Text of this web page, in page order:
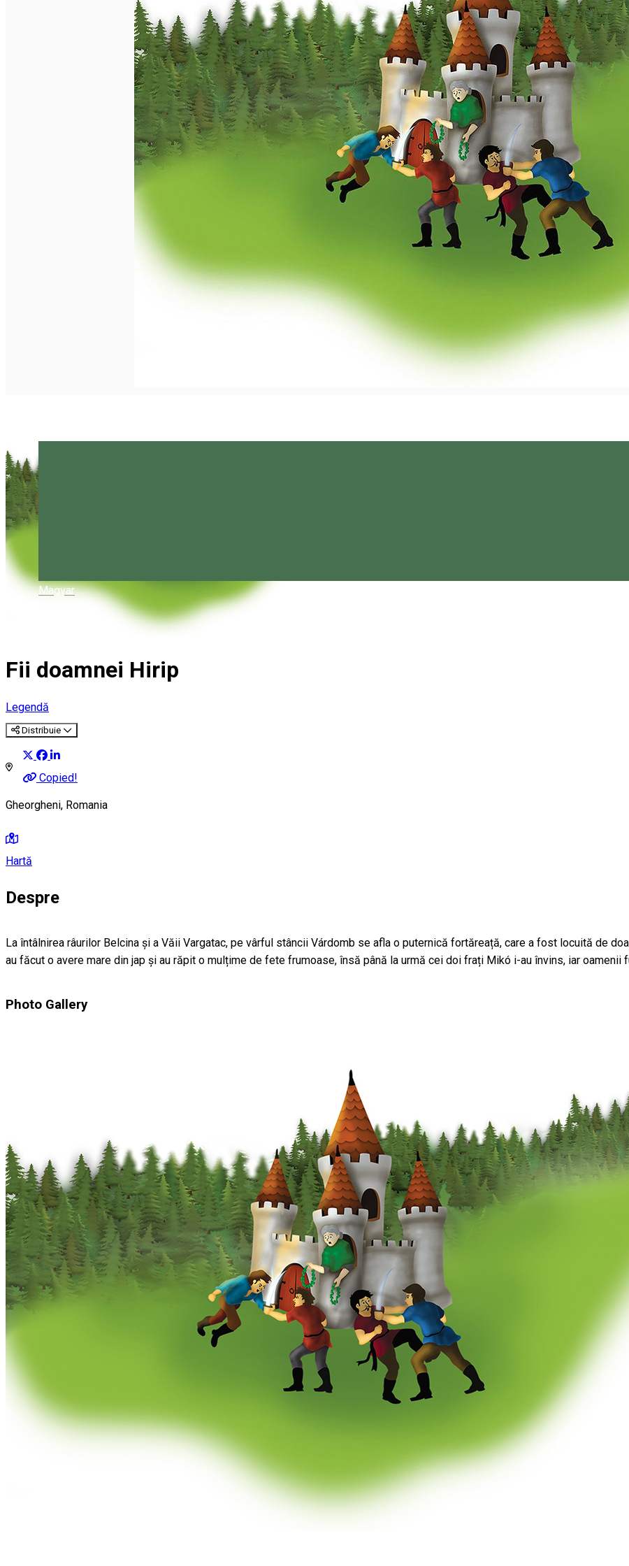
Magyar
Închirieri de biciclete
Fii doamnei Hirip
Legendă
Distribuie
Copied!
Gheorgheni, Romania
Hartă
Despre
La întâlnirea râurilor Belcina și a Văii Vargatac, pe vârful stâncii Várdomb se afla o puternică fortăreață, care a fost locuită de
au făcut o avere mare din jap și au răpit o mulțime de fete frumoase, însă până la urmă cei doi frați Mikó i-au învins, iar oamenii
Photo Gallery